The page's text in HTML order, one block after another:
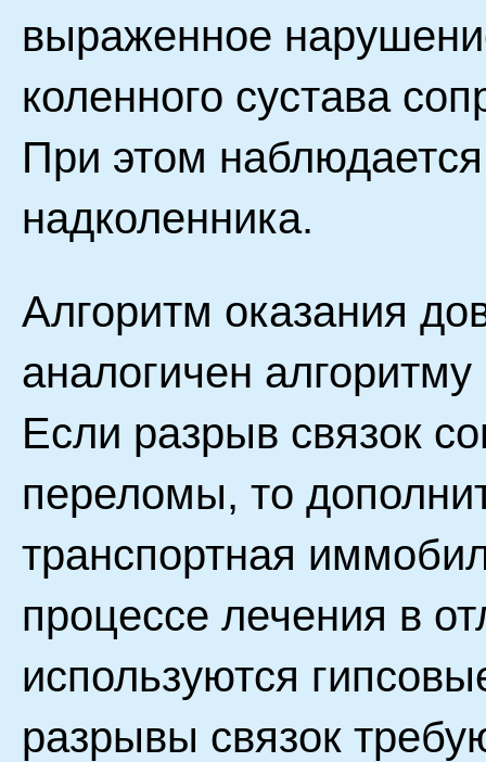
выраженное
коленного сустава
При этом
надколенника.
Алгоритм оказания
аналогичен
Если разрыв связок
переломы, то
транспортная
процессе лечения в
используются
разрывы связок